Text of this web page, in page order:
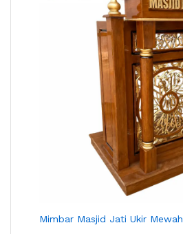
Mimbar Masjid Jati Ukir Mewah